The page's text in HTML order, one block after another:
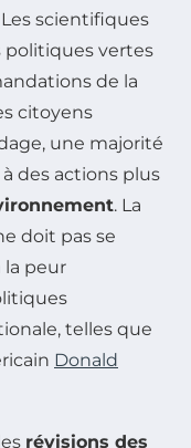
Les scientifiques
vertes
de la
citoyens
une majorité
des actions plus
. La
doit pas se
la peur
telles que
Donald
révisions des